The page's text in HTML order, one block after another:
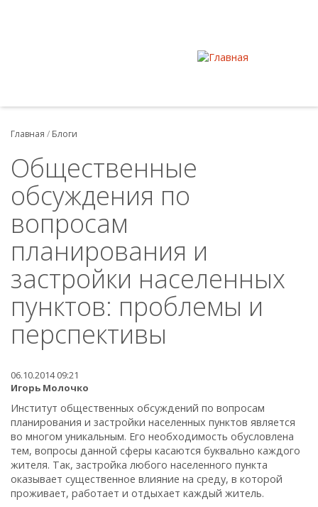
Главная / Блоги
Общественные
обсуждения по
вопросам
планирования и
застройки населенных
пунктов: проблемы и
перспективы
06.10.2014 09:21
Игорь Молочко
Институт общественных обсуждений по вопросам
планирования и застройки населенных пунктов является
во многом уникальным. Его необходимость обусловлена
тем, вопросы данной сферы касаются буквально каждого
жителя. Так, застройка любого населенного пункта
оказывает существенное влияние на среду, в которой
проживает, работает и отдыхает каждый житель.